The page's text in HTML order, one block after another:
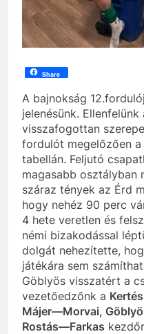
Share
A bajnokság
jelenésünk. Ellenfelünk
visszafogottan
fordulót megelőzően
tabellán. Feljutó
magasabb osztályban
száraz tények az Érd
hogy nehéz 90 perc
4 hete veretlen és
némi bizakodással
dolgát nehezítette,
játékára sem
Göblyös visszatért a
vezetőedzőnk a
Májer—Morvai,
Rostás—Farkas